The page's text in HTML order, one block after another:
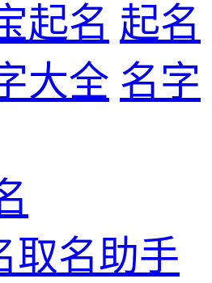
起名 起名
大全 名字
取名助手